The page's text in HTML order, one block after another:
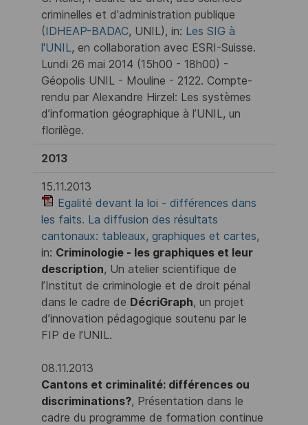
criminelles et d'administration publique
(IDHEAP-BADAC, UNIL), in: Les SIG à
l'UNIL, en collaboration avec ESRI-Suisse.
Lundi 26 mai 2014 (15h00 - 18h00) -
Géopolis UNIL - Mouline - 2122. Compte-
rendu par Alexandre Hirzel: Les systèmes
d’information géographique à l’UNIL, un
florilège.
2013
15.11.2013
Egalité devant la loi - différences dans
les faits. La diffusion des résultats
cantonaux: tableaux, graphiques et cartes,
in: Criminologie - les graphiques et leur
description, Un atelier scientifique de
l’Institut de criminologie et de droit pénal
dans le cadre de DécriGraph, un projet
d’innovation pédagogique soutenu par le
FIP de l’UNIL.
08.11.2013
Cantons et criminalité: différences ou
discriminations?, Présentation dans le
cadre du programme de formation continue